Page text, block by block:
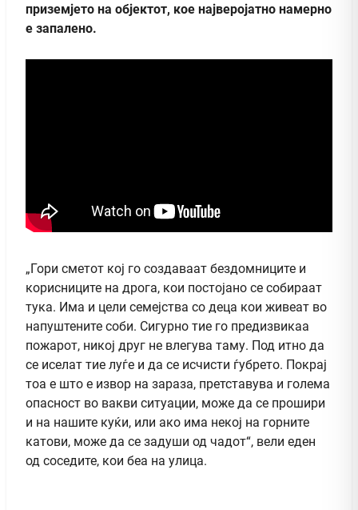
приземјето на објектот, кое најверојатно намерно
е запалено.
„Гори сметот кој го создаваат бездомниците и
корисниците на дрога, кои постојано се собираат
тука. Има и цели семејства со деца кои живеат во
напуштените соби. Сигурно тие го предизвикаа
пожарот, никој друг не влегува таму. Под итно да
се иселат тие луѓе и да се исчисти ѓубрето. Покрај
тоа е што е извор на зараза, претставува и голема
опасност во вакви ситуации, може да се прошири
и на нашите куќи, или ако има некој на горните
катови, може да се задуши од чадот“, вели еден
од соседите, кои беа на улица.